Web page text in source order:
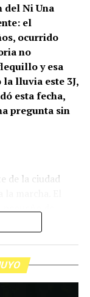
en el
(no)
que lo
el agua de red.
una denuncia
del Ni Una
el
ocurrido
no
y esa
lluvia este 3J,
esta fecha,
pregunta sin
de la ciudad
será una
más
las